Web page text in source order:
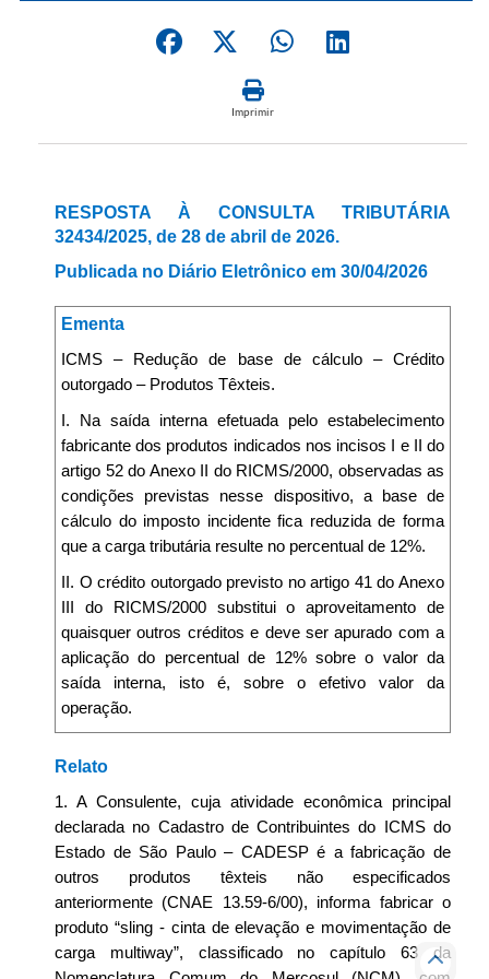
Imprimir
RESPOSTA À CONSULTA TRIBUTÁRIA
32434/2025, de 28 de abril de 2026.
Publicada no Diário Eletrônico em 30/04/2026
Ementa
ICMS – Redução de base de cálculo – Crédito
outorgado – Produtos Têxteis.
I. Na saída interna efetuada pelo estabelecimento
fabricante dos produtos indicados nos incisos I e II do
artigo 52 do Anexo II do RICMS/2000, observadas as
condições previstas nesse dispositivo, a base de
cálculo do imposto incidente fica reduzida de forma
que a carga tributária resulte no percentual de 12%.
II. O crédito outorgado previsto no artigo 41 do Anexo
III do RICMS/2000 substitui o aproveitamento de
quaisquer outros créditos e deve ser apurado com a
aplicação do percentual de 12% sobre o valor da
saída interna, isto é, sobre o efetivo valor da
operação.
Relato
1. A Consulente, cuja atividade econômica principal
declarada no Cadastro de Contribuintes do ICMS do
Estado de São Paulo – CADESP é a fabricação de
outros produtos têxteis não especificados
anteriormente (CNAE 13.59-6/00), informa fabricar o
produto “sling - cinta de elevação e movimentação de
carga multiway”, classificado no capítulo 63 da